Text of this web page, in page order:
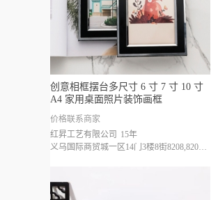
创意相框摆台多尺寸 6 寸 7 寸 10 寸
A4 家用桌面照片装饰画框
价格联系商家
红昇工艺有限公司
15年
义乌国际商贸城一区14门3楼8街8208,8209,8157